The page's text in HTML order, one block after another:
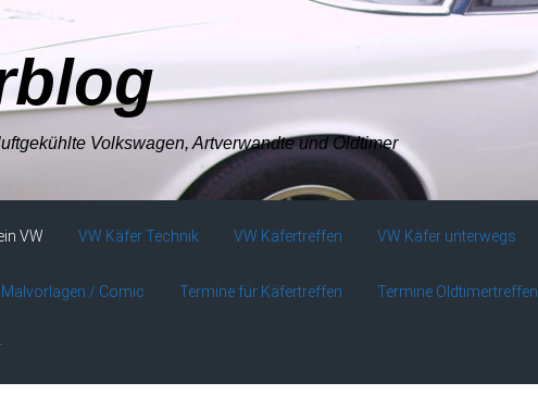
Volkswagen, Artverwandte und Oldtimer
VW VW Käfer Technik VW Käfertreffen VW Käfer unterwegs
Malvorlagen / Comic Termine für Käfertreffen Termine Oldtimertreffen